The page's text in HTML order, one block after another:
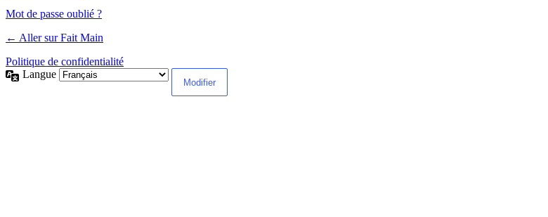
Mot de passe oublié ?
← Aller sur Fait Main
Politique de confidentialité
Langue